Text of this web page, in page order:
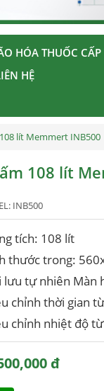
HÓA THUỐC
HỆ
lít Memmert INB500
108 lít
INB500
tích: 108 lít
thước trong:
lưu tự nhiên Màn
chỉnh thời gian
chỉnh nhiệt độ
đ